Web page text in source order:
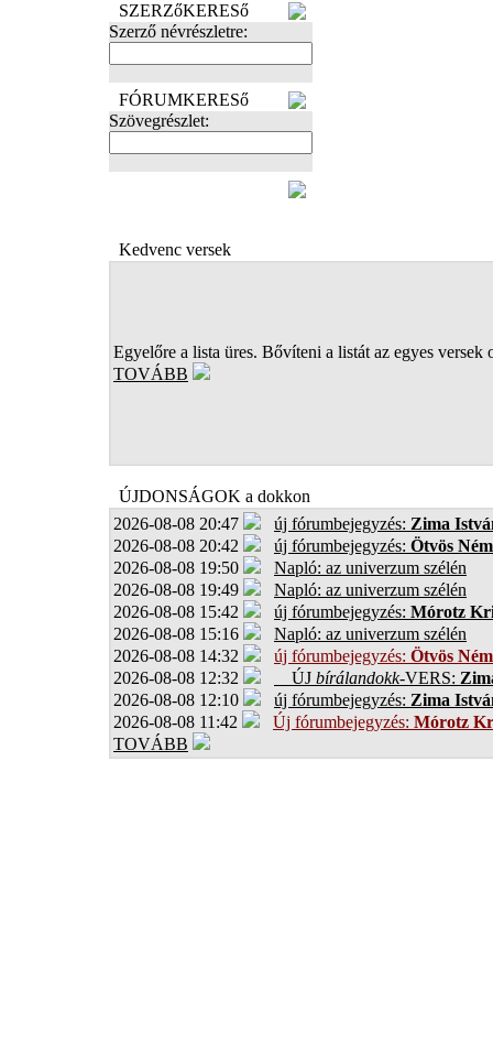
SZERZőKERESő
Szerző névrészletre:
FÓRUMKERESő
Szövegrészlet:
Kedvenc versek
Egyelőre a lista üres. Bővíteni a listát az egyes versek
TOVÁBB
ÚJDONSÁGOK a dokkon
2026-08-08 20:47
új fórumbejegyzés: Zima
2026-08-08 20:42
új fórumbejegyzés: Ötvös
2026-08-08 19:50
Napló: az univerzum szélén
2026-08-08 19:49
Napló: az univerzum szélén
2026-08-08 15:42
új fórumbejegyzés: Mórotz
2026-08-08 15:16
Napló: az univerzum szélén
2026-08-08 14:32
új fórumbejegyzés: Ötvös
2026-08-08 12:32
ÚJ bírálandokk-VERS:
2026-08-08 12:10
új fórumbejegyzés: Zima
2026-08-08 11:42
Új fórumbejegyzés: Mórotz
TOVÁBB